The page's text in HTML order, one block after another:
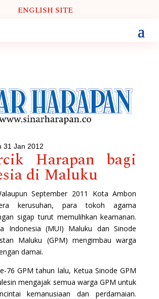
ENGLISH SITE
31 Jan 2012
Harapan bagi
di Maluku
September 2011 Kota Ambon
kerusuhan, para tokoh agama
sigap turut memulihkan keamanan.
Indonesia (MUI) Maluku dan Sinode
Maluku (GPM) mengimbau warga
damai.
76 GPM tahun lalu, Ketua Sinode GPM
mengajak semua warga GPM untuk
kemanusiaan dan perdamaian.